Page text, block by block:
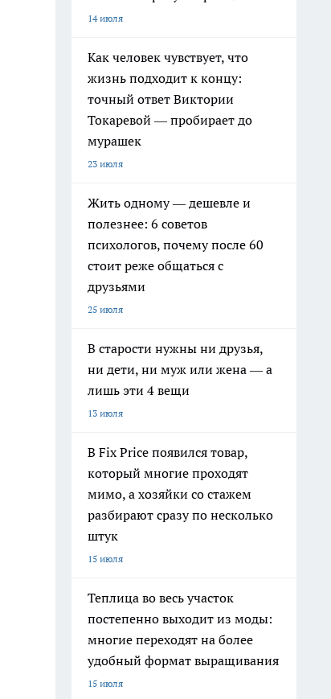
14 июля
Как человек чувствует, что
жизнь подходит к концу:
точный ответ Виктории
Токаревой — пробирает до
мурашек
23 июля
Жить одному — дешевле и
полезнее: 6 советов
психологов, почему после 60
стоит реже общаться с
друзьями
25 июля
В старости нужны ни друзья,
ни дети, ни муж или жена — а
лишь эти 4 вещи
13 июля
В Fix Price появился товар,
который многие проходят
мимо, а хозяйки со стажем
разбирают сразу по несколько
штук
15 июля
Теплица во весь участок
постепенно выходит из моды:
многие переходят на более
удобный формат выращивания
15 июля